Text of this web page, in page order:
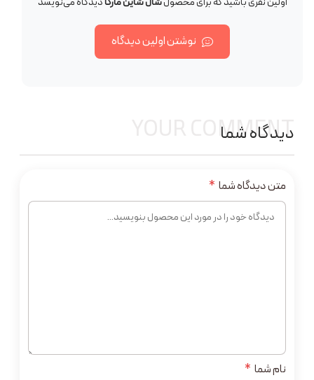
نوشتن اولین دیدگاه
دیدگاه شما
YOUR COMMENT
نام شما *
متن دیدگاه شما *